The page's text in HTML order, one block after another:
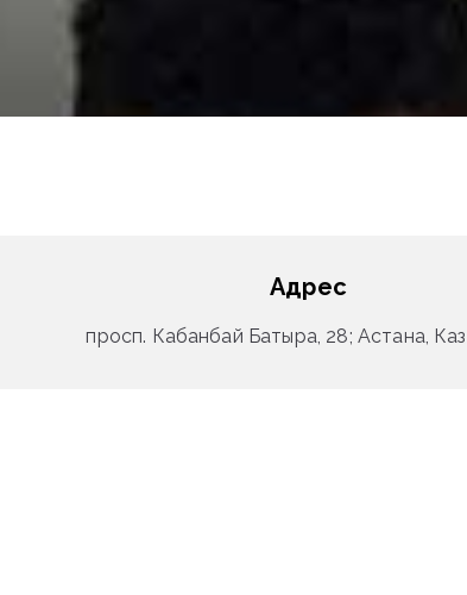
Адрес
просп. Кабанбай Батыра, 28; Астана,